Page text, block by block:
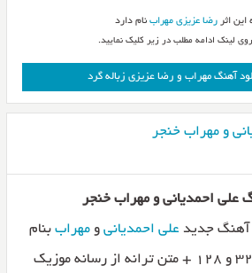
این اثر رضا عزیزی مهرابنام دارد
روی لینک ادامه مطلب در زیر کلیک نمایید.
آهنگ مهراب و رضا عزیزی زباله گرد
و مهراب خنجر
علی احمدیانی و مهراب خنجر
آهنگ جدیدعلی احمدیانی ومهراب بنام
خنجر با دو کیفیت ۳۲۰ و ۱۲۸ + متن ترانه از رسانه موزیک